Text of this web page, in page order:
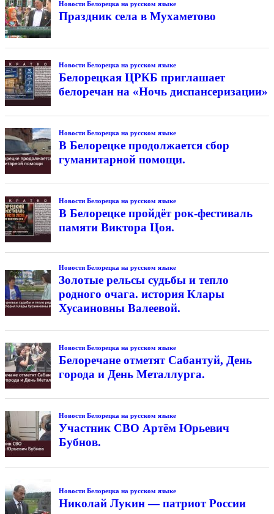
Новости Белорецка на русском языке
Праздник села в Мухаметово
Новости Белорецка на русском языке
Белорецкая ЦРКБ приглашает
белоречан на «Ночь диспансеризации»
Новости Белорецка на русском языке
В Белорецке продолжается сбор
гуманитарной помощи.
Новости Белорецка на русском языке
В Белорецке пройдёт рок-фестиваль
памяти Виктора Цоя.
Новости Белорецка на русском языке
Золотые рельсы судьбы и тепло
родного очага. история Клары
Хусаиновны Валеевой.
Новости Белорецка на русском языке
Белоречане отметят Сабантуй, День
города и День Металлурга.
Новости Белорецка на русском языке
Участник СВО Артём Юрьевич
Бубнов.
Новости Белорецка на русском языке
Николай Лукин — патриот России